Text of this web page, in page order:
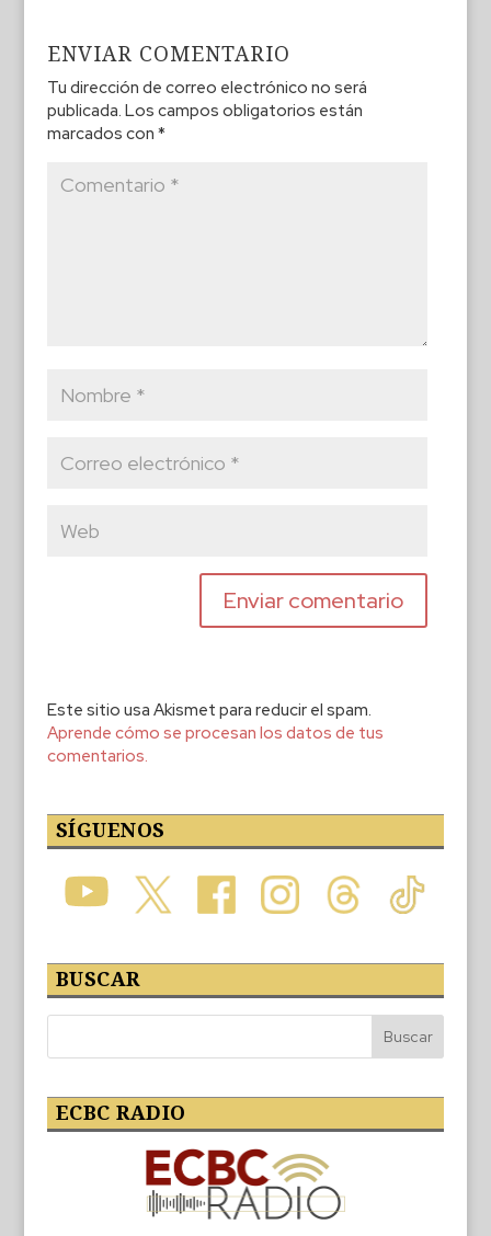
ENVIAR COMENTARIO
Tu dirección de correo electrónico no será
publicada. Los campos obligatorios están
marcados con *
Este sitio usa Akismet para reducir el spam.
Aprende cómo se procesan los datos de tus
comentarios.
SÍGUENOS
BUSCAR
ECBC RADIO